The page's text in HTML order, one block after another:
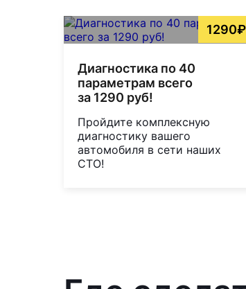
1290₽
Диагностика по 40
параметрам всего
за 1290 руб!
Пройдите комплексную
диагностику вашего
автомобиля в сети наших
СТО!